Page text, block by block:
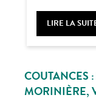
LIRE LA
COUTANCES
MORINIÈRE,